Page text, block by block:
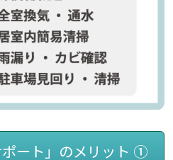
ポート」のメリット ①